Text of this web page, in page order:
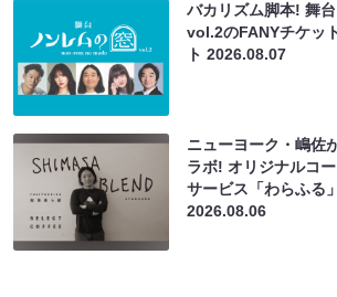
バカリズム脚本! 舞台
vol.2のFANYチケッ
ト2026.08.07
ニューヨーク・嶋佐
ラボ! オリジナルコ
サービス「わらふる
2026.08.06